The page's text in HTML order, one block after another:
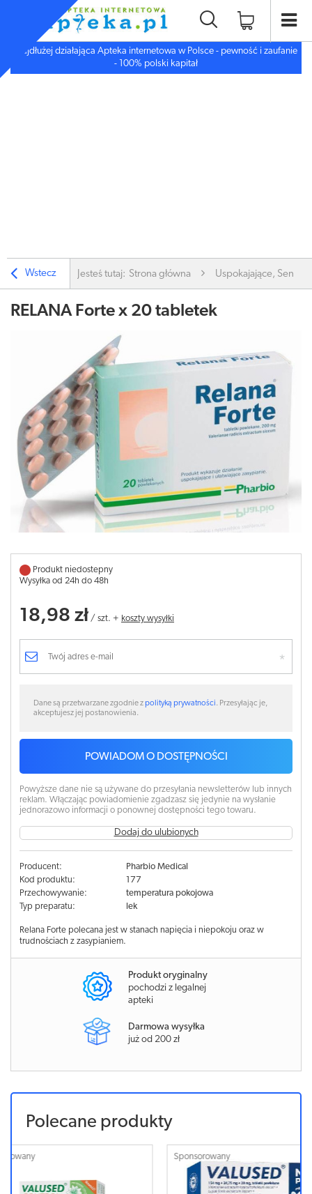
Najdłużej działająca Apteka internetowa w Polsce - pewność i zaufanie
- 100% polski kapitał
Wstecz Jesteś tutaj: Strona główna Uspokajające, Sen,
RELANA Forte x 20 tabletek
Produkt niedostepny
Wysyłka od 24h do 48h
18,98 zł / szt. + koszty wysyłki
Dane są przetwarzane zgodnie zpolityką prywatności. Przesyłając je,
akceptujesz jej postanowienia.
POWIADOM O DOSTĘPNOŚCI
Powyższe dane nie są używane do przesyłania newsletterów lub innych
reklam. Włączając powiadomienie zgadzasz się jedynie na wysłanie
jednorazowo informacji o ponownej dostępności tego towaru.
Dodaj do ulubionych
Producent:
Pharbio Medical
Kod produktu:
177
Przechowywanie:
temperatura pokojowa
Typ preparatu:
lek
Relana Forte polecana jest w stanach napięcia i niepokoju oraz w
trudnościach z zasypianiem.
Produkt oryginalny
pochodzi z legalnej
apteki
Darmowa wysyłka
już od 200 zł
Polecane produkty